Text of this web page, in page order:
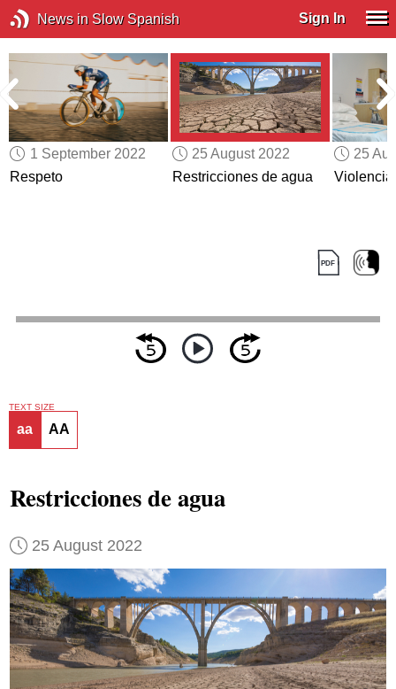
News in Slow Spanish Sign In
1 September 2022
Respeto
25 August 2022
Restricciones de agua
25
Violencia
TEXT SIZE
aa AA
Restricciones de agua
25 August 2022